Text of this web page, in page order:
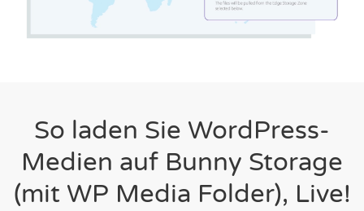
So laden Sie WordPress-
Medien auf Bunny Storage
(mit WP Media Folder), Live!